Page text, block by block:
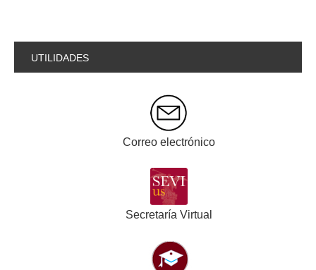
UTILIDADES
Correo electrónico
Secretaría Virtual